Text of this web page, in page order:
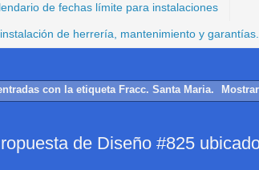
de fechas límite para instalaciones
de herrería, mantenimiento y garantías.
con la etiqueta Fracc. Santa Maria.
de Diseño #825